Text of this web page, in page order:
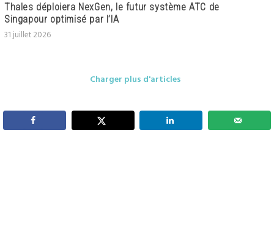
Thales déploiera NexGen, le futur système ATC de
Singapour optimisé par l’IA
31 juillet 2026
Charger plus d'articles